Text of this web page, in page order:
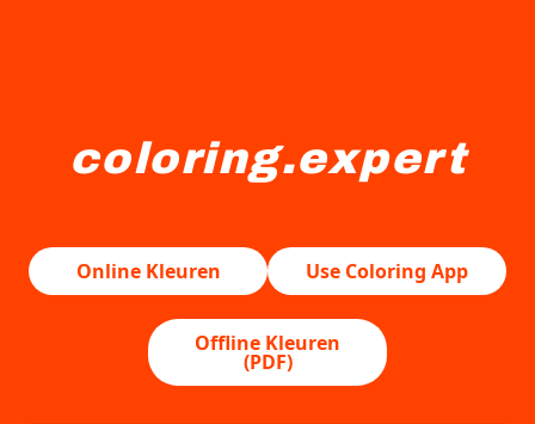
coloring.expert
Online Kleuren
Use Coloring App
Offline Kleuren
(PDF)